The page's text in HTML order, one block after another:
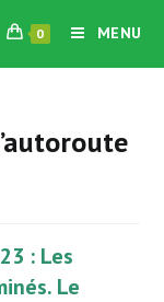
0 MENU
: Les
Le